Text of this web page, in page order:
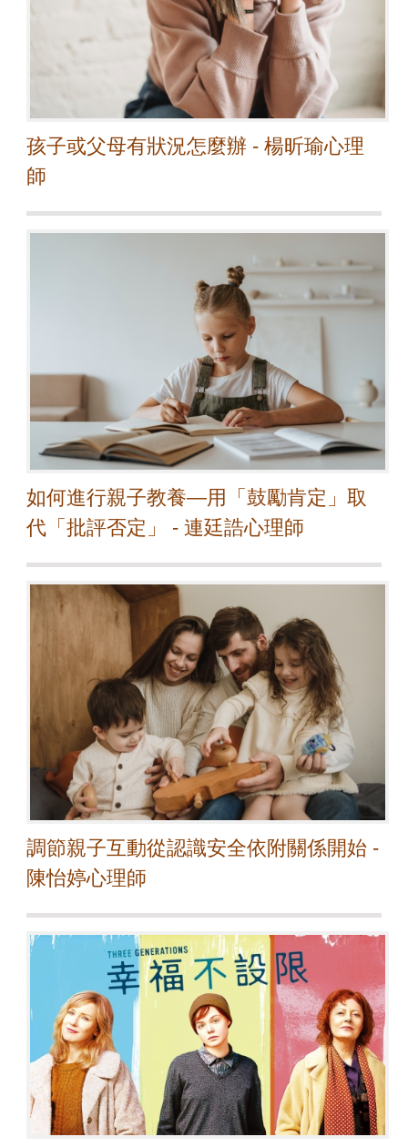
孩子或父母有狀況怎麼辦 - 楊昕瑜心理
師
如何進行親子教養—用「鼓勵肯定」取
代「批評否定」 - 連廷誥心理師
調節親子互動從認識安全依附關係開始 -
陳怡婷心理師